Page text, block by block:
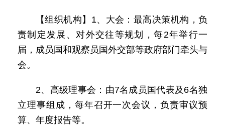
【组织机构】1、大会：最高决策机构，负
责制定发展、对外交往等规划，每2年举行一
届，成员国和观察员国外交部等政府部门牵头与
会。
2、高级理事会：由7名成员国代表及6名独
立理事组成，每年召开一次会议，负责审议预
算、年度报告等。